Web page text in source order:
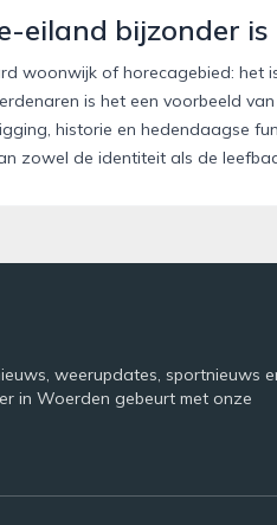
eiland bijzonder is
woonwijk of horecagebied: het
is het een voorbeeld
historie en hedendaagse
zowel de identiteit als de
weerupdates, sportnieuws
in Woerden gebeurt met onze